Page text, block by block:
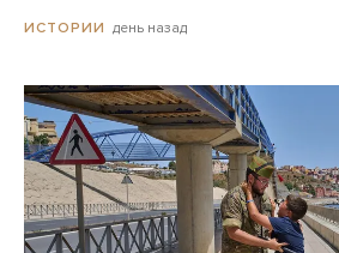
ИСТОРИИ день назад